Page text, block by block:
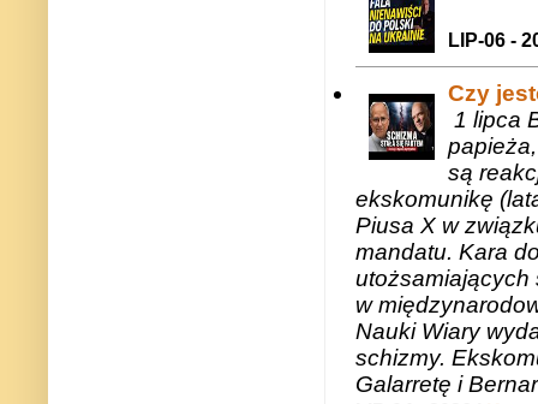
LIP-06 -
Czy
1 lipca
są
ekskomunikę
Piusa X w
mandatu. Kara
utożsamiających
w
Nauki Wiary
schizmy.
Galarretę i